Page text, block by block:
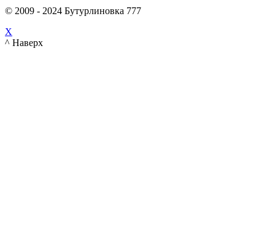
© 2009 - 2024 Бутурлиновка 777
X
^ Наверх